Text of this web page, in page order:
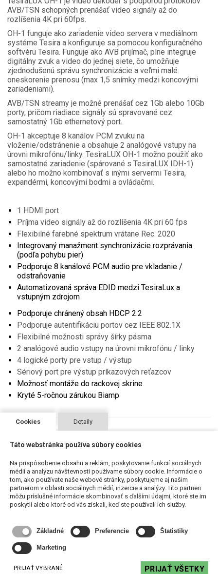
AVB/TSN schopných prenášať video signály až do
rozlíšenia 4K pri 60fps.
OH-1 funguje ako zariadenie video servera v mediálnom
systéme Tesira a konfiguruje sa pomocou konfiguračného
softvéru Tesira. Funguje ako AVB prijímač, plne integruje
digitálny zvuk a video do jednej siete, čo umožňuje
zjednodušenú správu synchronizácie a veľmi malé
oneskorenie prenosu (max 1,5 snímky medzi koncovými
zariadeniami).
AVB/TSN streamy je možné prenášať cez 1Gb alebo 10Gb
porty, pričom riadiace signály sú spravované cez
samostatný 1Gb ethernetový port.
OH-1 akceptuje 8 kanálov PCM zvuku na
vloženie/odstránenie a obsahuje 2 analógové vstupy na
úrovni mikrofónu/linky. TesiraLUX OH-1 možno použiť ako
samostatné zariadenie (spárované s TesiraLUX IDH-1)
alebo ho možno kombinovať s inými servermi Tesira,
expandérmi, koncovými bodmi a ovládačmi.
1 HDMI port
Príjma video signály až do rozlíšenia 4K pri 60 fps
Flexibilné farebné spektrum vrátane Rec. 2020
Integrovaný manažment synchronizácie rozprávania
(podľa pohybu pier)
Podporuje 8 kanálové PCM audio pre vkladanie /
odstraňovanie
Automatizovaná správa EDID medzi TesiraLux a
vstupným zdrojom
Podporuje chránený obsah HDCP 2.2
Podporuje autentifikáciu portov cez IEEE 802.1X
Flexibilné možnosti správy šírky pásma
2 analógové audio vstupy na úrovni mikrofónu / linky
4 logické porty pre vstup / výstup
Sériový port pre výstup príkazových reťazcov
Možnosť montáže do rackovej skrine
Kryté 5-ročnou zárukou Biamp
Technické parametre
Súvisiace produkty
Cookies Detaily
Táto webstránka používa súbory cookies
Na prispôsobenie obsahu a reklám, poskytovanie funkcií sociálnych
médií a analýzu návštevnosti používame súbory cookie. Informácie o
tom, ako používate naše webové stránky, poskytujeme aj našim
partnerom v oblasti sociálnych médií, inzercie a analýzy. Títo partneri
môžu príslušné informácie skombinovať s ďalšími údajmi, ktoré ste im
poskytli alebo ktoré od vás získali, keď ste používali ich služby.
Základné Preferencie Štatistiky
Marketing
PRIJAŤ VYBRANÉ PRIJAŤ VŠETKY